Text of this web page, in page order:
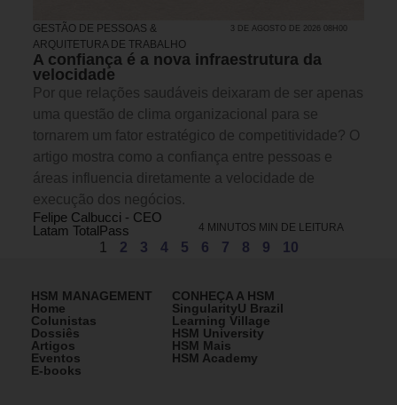
GESTÃO DE PESSOAS &
ARQUITETURA DE TRABALHO
3 DE AGOSTO DE 2026 08H00
A confiança é a nova infraestrutura da
velocidade
Por que relações saudáveis deixaram de ser apenas
uma questão de clima organizacional para se
tornarem um fator estratégico de competitividade? O
artigo mostra como a confiança entre pessoas e
áreas influencia diretamente a velocidade de
execução dos negócios.
Felipe Calbucci - CEO
Latam TotalPass
4 MINUTOS MIN DE LEITURA
1 2 3 4 5 6 7 8 9 10
HSM MANAGEMENT
Home
Colunistas
Dossiês
Artigos
Eventos
E-books
CONHEÇA A HSM
SingularityU Brazil
Learning Village
HSM University
HSM Mais
HSM Academy